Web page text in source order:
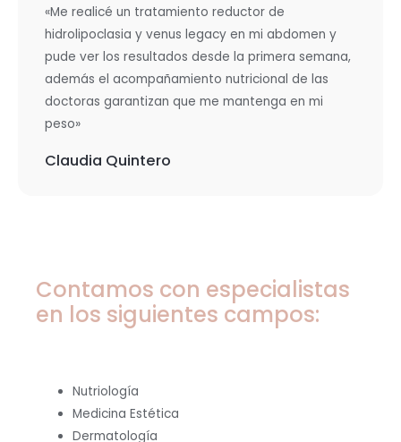
«Me realicé un tratamiento reductor de
hidrolipoclasia y venus legacy en mi abdomen y
pude ver los resultados desde la primera semana,
además el acompañamiento nutricional de las
doctoras garantizan que me mantenga en mi
peso»
Claudia Quintero
Contamos con especialistas
en los siguientes campos:
Nutriología
Medicina Estética
Dermatología